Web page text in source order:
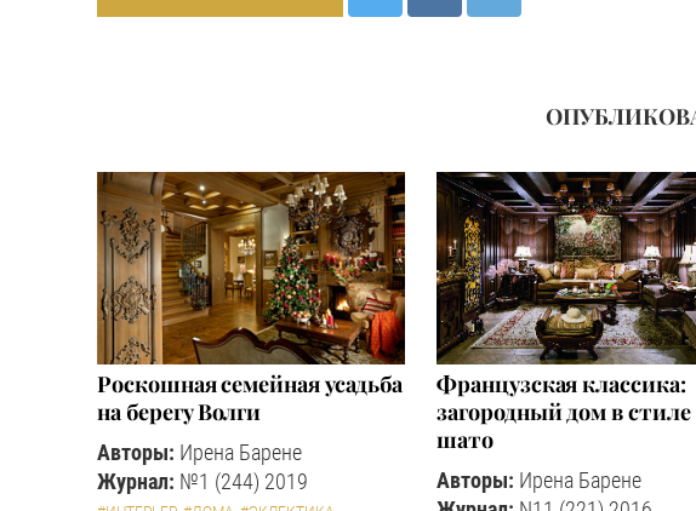
Роскошная семейная усадьба
на берегу Волги
Авторы: Ирена Барене
Журнал: №1 (244) 2019
Французская классика:
загородный дом в стиле
шато
Авторы: Ирена Барене